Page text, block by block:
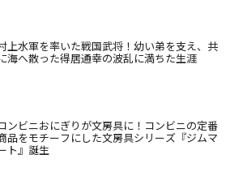
上水軍を率いた戦国武将！幼い弟を支え、共
海へ散った得居通幸の波乱に満ちた生涯
ンビニおにぎりが文房具に！コンビニの定番
品をモチーフにした文房具シリーズ『ジムマ
ト』誕生